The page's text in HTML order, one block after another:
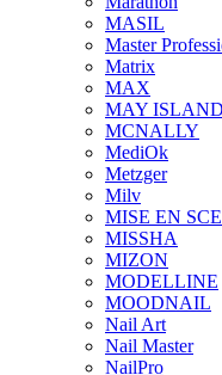
MASIL
Master
Matrix
MAX
MAY ISLAND
MCNALLY
MediOk
Metzger
Milv
MISE EN
MISSHA
MIZON
MODELLINE
MOODNAIL
Nail Art
Nail Master
NailPro